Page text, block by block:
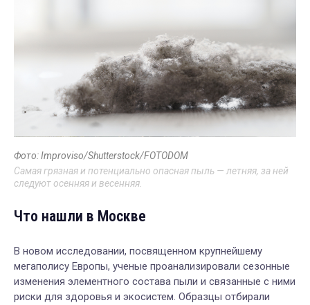
Фото: Improviso/Shutterstock/FOTODOM
Cамая грязная и потенциально опасная пыль — летняя, за ней
следуют осенняя и весенняя.
Что нашли в Москве
В новом исследовании, посвященном крупнейшему
мегаполису Европы, ученые проанализировали сезонные
изменения элементного состава пыли и связанные с ними
риски для здоровья и экосистем. Образцы отбирали